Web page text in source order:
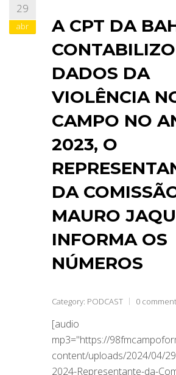
29
abr
A CPT DA
DADOS DA
VIOLÊNCIA
CAMPO NO
2023, O
DA
MAURO
INFORMA OS
NÚMEROS
Category: PODCAST 0 comment
[audio
mp3="https://
content/uploads/2024/04/
2024-Representante-da-